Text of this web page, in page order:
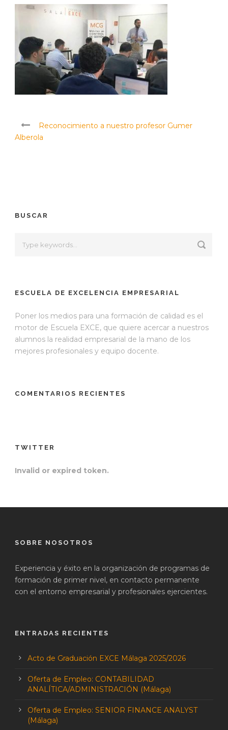
Reconocimiento a nuestro profesor Gumer
Alberola
BUSCAR
ESCUELA DE EXCELENCIA EMPRESARIAL
Poner los medios para una formación de calidad es el
motor de Escuela EXCE, que quiere acercar a nuestros
alumnos la realidad empresarial de la mano de los
mejores profesionales y equipo docente.
COMENTARIOS RECIENTES
TWITTER
Invalid or expired token.
SOBRE NOSOTROS
Experiencia y éxito en la organización de programas de
formación de primer nivel, en contacto permanente
con el entorno empresarial y profesionales ejercientes.
ENTRADAS RECIENTES
Acto de Graduación EXCE Málaga 2025/2026
Oferta de Empleo: CONTABILIDAD
ANALÍTICA/ADMINISTRACIÓN (Málaga)
Oferta de Empleo: SENIOR FINANCE ANALYST
(Málaga)